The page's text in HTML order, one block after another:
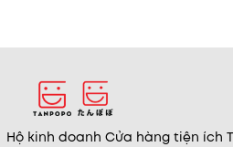
Hộ kinh doanh Cửa hàng tiện ích